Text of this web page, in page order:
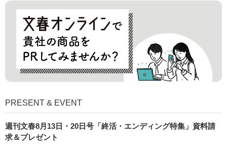
PRESENT & EVENT
週刊文春8月13日・20日号「終活・エンディング特集」資料請
求＆プレゼント